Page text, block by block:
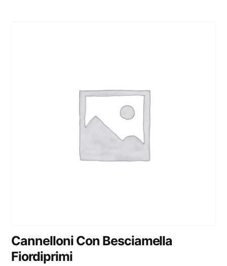
Cannelloni Con Besciamella
Fiordiprimi